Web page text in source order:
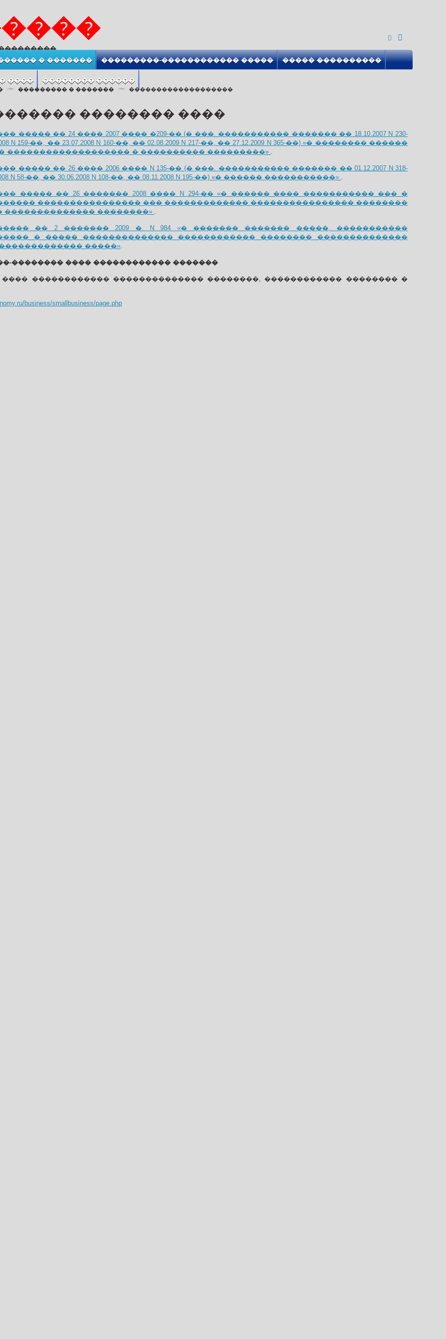
� ������� ���������-������������ ����� ����� ����������
���� �������� ������
��������� � ������� �������������������
�������� ����
����� �� 24 ���� 2007 ���� �209-�� (� ���. ����������� ������� �� 18.10.2007 N 230-
N 159-��, �� 23.07.2008 N 160-��, �� 02.08.2009 N 217-��, �� 27.12.2009 N 365-��) «� �������� ������
������������������� � ���������� ���������» .
����� �� 26 ���� 2006 ���� N 135-�� (� ���. ����������� ������� �� 01.12.2007 N 318-
N 58-��, �� 30.06.2008 N 108-��, �� 08.11.2008 N 195-��) «� ������ �����������» .
����� �� 26 ������� 2008 ���� N 294-�� «� ������ ���� ����������� ��� �
���������������� ��� ������������� ���������������� ��������
�������������� ��������» .
�� 2 ������� 2009 �. N 984 «� ������� ������� �����, �����������
� ����� �������������� ������������ �������� ��������������
�����».
�������� ���� ������������ �������
���� ������������ �������������� ��������, ������������ �������� �
business/smallbusiness/page.php